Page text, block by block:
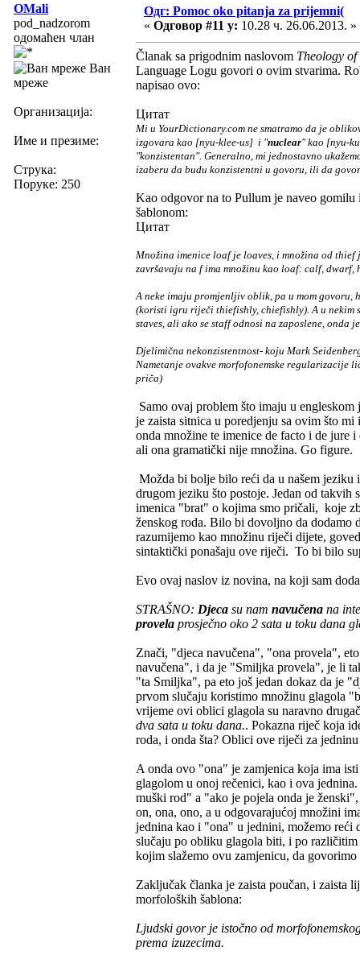
OMali
pod_nadzorom
одомаћен члан
Ван
мреже
Организација:
Име и презиме:
Струка:
Поруке: 250
Одг: Pomoc oko pitanja za prijemni(
« Одговор #11 у: 10.28 ч. 26.06.2013. »
Članak sa prigodnim naslovom Theology
Language Logu govori o ovim stvarima.
napisao ovo:
Цитат
Mi u YourDictionary.com ne smatramo da je
izgovara kao [nyu-klee-us] i "nuclear" kao [nyu-
"konzistentan". Generalno, mi jednostavno
izaberu da budu konzistentni u govoru, ili da
Kao odgovor na to Pullum je naveo
šablonom:
Цитат
Množina imenice loaf je loaves, i množina od
završavaju na f ima množinu kao loaf: calf,
A neke imaju promjenljiv oblik, pa u mom
(koristi igru riječi thiefishly, chiefishly). A u nekim
staves, ali ako se staff odnosi na zaposlene, onda
Djelimična nekonzistentnost- koju Mark
Nametanje ovakve morfofonemske regularizacije
priča)
Samo ovaj problem što imaju u
je zaista sitnica u poredjenju sa ovim što
onda množine te imenice de facto i de jure
ali ona gramatički nije množina. Go figure.
Možda bi bolje bilo reći da u našem
drugom jeziku što postoje. Jedan od takvih
imenica "brat" o kojima smo pričali, koje
ženskog roda. Bilo bi dovoljno da dodamo
razumijemo kao množinu riječi dijete,
sintaktički ponašaju ove riječi. To bi bilo
Evo ovaj naslov iz novina, na koji sam
STRAŠNO: Djeca su nam navučena na
provela prosječno oko 2 sata u toku dana
Znači, "djeca navučena", "ona provela",
navučena", i da je "Smiljka provela", je li
"ta Smiljka", pa eto još jedan dokaz da je
prvom slučaju koristimo množinu glagola
vrijeme ovi oblici glagola su naravno
dva sata u toku dana.. Pokazna riječ koja
roda, i onda šta? Oblici ove riječi za
A onda ovo "ona" je zamjenica koja ima
glagolom u onoj rečenici, kao i ova
muški rod" a "ako je pojela onda je
on, ona, ono, a u odgovarajućoj množini
jednina kao i "ona" u jednini, možemo reći
slučaju po obliku glagola biti, i po
kojim slažemo ovu zamjenicu, da
Zaključak članka je zaista poučan, i zaista
morfoloških šablona:
Ljudski govor je istočno od
prema izuzecima.